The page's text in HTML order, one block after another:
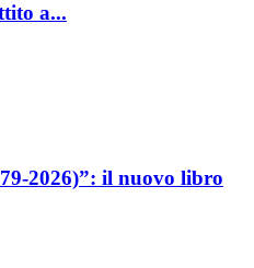
a...
2026)”: il nuovo libro